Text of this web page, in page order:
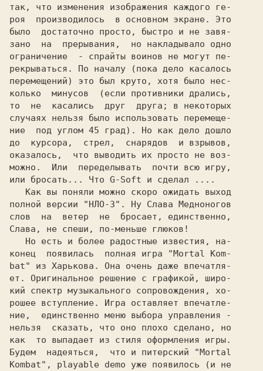
так, что изменения изображения каждого ге-
роя  производилось  в основном экране. Это
было  достаточно просто, быстро и не завя-
зано  на  прерывания,  но накладывало одно
ограничение  - спрайты воинов не могут пе-
рекрываться. По началу (пока дело касалось
перемещений) это был круто, хотя было нес-
колько  минусов  (если противники дрались,
то  не  касались  друг  друга; в некоторых
случаях нельзя было использовать перемеще-
ние  под углом 45 град). Hо как дело дошло
до  курсора,  стрел,  снарядов  и взрывов,
оказалось,  что выводить их просто не воз-
можно.  Или  переделывать  почти всю игру,
или бросать... Что G-Soft и сделал ....
полной версии "НЛО-3". Ну Слава Медноногов
слов  на  ветер  не  бросает, единственно,
Слава, не спеши, по-меньше глюков!
конец  появилась  полная игра
"Mortal Kom-
bat" из Харькова. Она очень даже впечатля-
ет. Оригинальное решение с графикой, широ-
кий спектр музыкального сопровождения, хо-
рошее вступление. Игра оставляет впечатле-
ние,  единственно меню выбора управления -
нельзя  сказать, что оно плохо сделано, но
как  то выпадает из стиля оформления игры.
Будем  надеяться,  что и питерский "Mortal
Kombat", playable demo уже появилось (и не